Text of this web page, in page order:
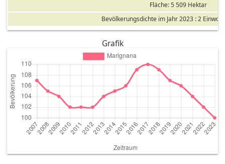
Fläche: 5 509 Hektar
Bevölkerungsdichte im Jahr 2023 : 2
Grafik